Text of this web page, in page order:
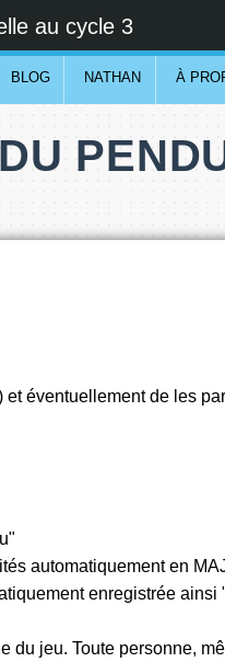
au cycle 3
BLOG NATHAN À
et éventuellement de les
automatiquement en
enregistrée
jeu. Toute personne,